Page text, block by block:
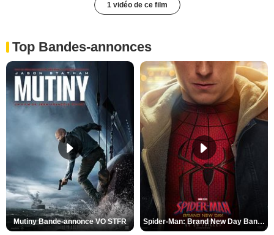
1 vidéo de ce film
Top Bandes-annonces
Mutiny Bande-annonce VO STFR Spider-Man: Brand New Day Bande-annonce VO STFR